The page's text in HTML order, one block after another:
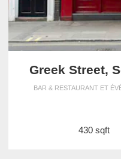
BAR & RESTAURANT ET
430 sqft